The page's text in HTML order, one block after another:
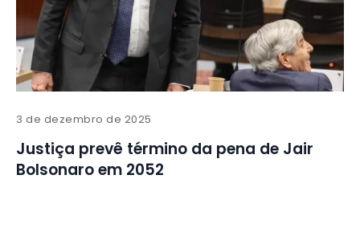
3 de dezembro de 2025
Justiça prevê término da pena de Jair
Bolsonaro em 2052